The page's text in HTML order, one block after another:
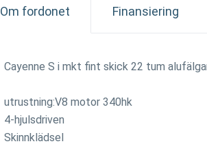
Om fordonet Finansiering
Cayenne S i mkt fint skick 22 tum
utrustning:V8 motor 340hk
4-hjulsdriven
Skinnklädsel